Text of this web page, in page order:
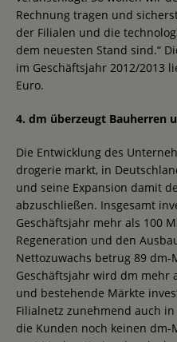
Rechnung tragen und
der Filialen und die
dem neuesten Stand sind.“
im Geschäftsjahr 2012/2013
Euro.
4. dm überzeugt Bauherren
Die Entwicklung des
drogerie markt, in
und seine Expansion damit
abzuschließen. Insgesamt
Geschäftsjahr mehr als 100
Regeneration und den
Nettozuwachs betrug 89
Geschäftsjahr wird dm mehr
und bestehende Märkte
Filialnetz zunehmend auch
die Kunden noch keinen